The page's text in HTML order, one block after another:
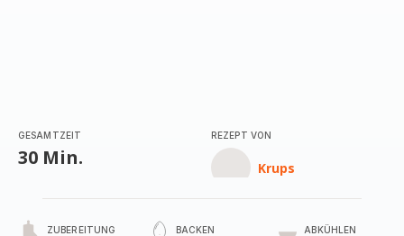
GESAMTZEIT
30 Min.
REZEPT VON
Krups
ZUBEREITUNG BACKEN ABKÜHLEN